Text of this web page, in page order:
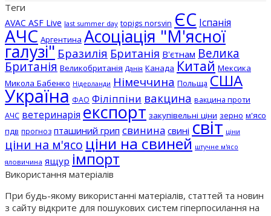
Теги
AVAC ASF Live last summer day topigs norsvin ЄС Іспанія
АЧС Аргентина Асоціація "М'ясної
галузі" Бразилія Британія В'єтнам Велика
Британія Великобританія Данія Канада Китай Мексика
Микола Бабенко Нідерланди Німеччина Польща США
Україна ФАО Філіппіни вакцина вакцина проти
АЧС ветеринарія експорт закупівельні ціни зерно м'ясо
пдв прогноз пташиний грип свинина свині світ ціни
ціни на м'ясо ціни на свиней штучне м'ясо
яловичина ящур імпорт
Використання матеріалів
При будь-якому використанні матеріалів, статтей та новин
з сайту відкрите для пошукових систем гіперпосилання на